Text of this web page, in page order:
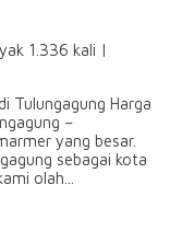
1.336 kali |
Tulungagung Harga
–
yang besar.
sebagai kota
olah...